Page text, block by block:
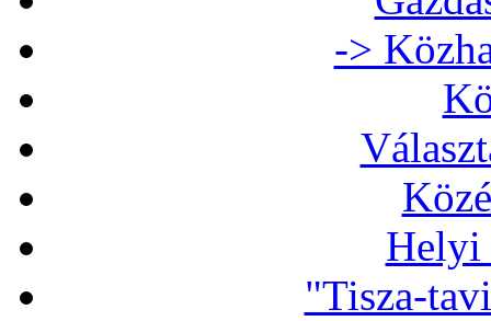
->
Helyi
"Tisza-